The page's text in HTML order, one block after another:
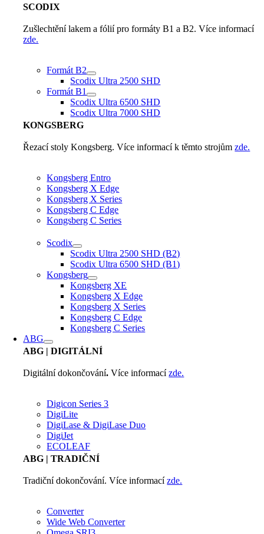
SCODIX
Zušlechtění lakem a fólií pro formáty B1 a B2. Více informací
zde.
Formát B2
Scodix Ultra 2500 SHD
Formát B1
Scodix Ultra 6500 SHD
Scodix Ultra 7000 SHD
KONGSBERG
Řezací stoly Kongsberg. Více informací k těmto strojůmzde.
Kongsberg Entro
Kongsberg X Edge
Kongsberg X Series
Kongsberg C Edge
Kongsberg C Series
Scodix
Scodix Ultra 2500 SHD (B2)
Scodix Ultra 6500 SHD (B1)
Kongsberg
Kongsberg XE
Kongsberg X Edge
Kongsberg X Series
Kongsberg C Edge
Kongsberg C Series
ABG
ABG | DIGITÁLNÍ
Digitální dokončování. Více informacízde.
Digicon Series 3
DigiLite
DigiLase & DigiLase Duo
DigiJet
ECOLEAF
ABG | TRADIČNÍ
Tradiční dokončování. Více informacízde.
Converter
Wide Web Converter